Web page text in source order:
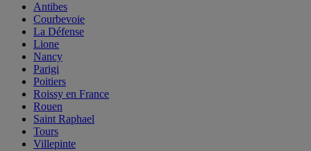
Antibes
Courbevoie
La Défense
Lione
Nancy
Parigi
Poitiers
Roissy en France
Rouen
Saint Raphael
Tours
Villepinte